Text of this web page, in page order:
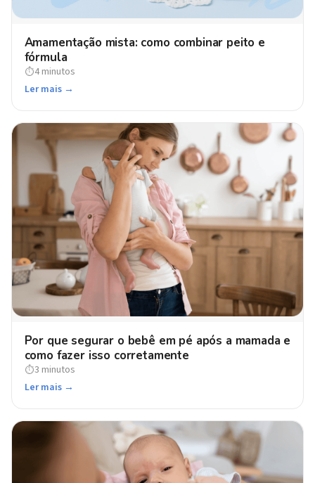
Amamentação mista: como combinar peito e
fórmula
⏱4 minutos
Ler mais →
Por que segurar o bebê em pé após a mamada e
como fazer isso corretamente
⏱3 minutos
Ler mais →